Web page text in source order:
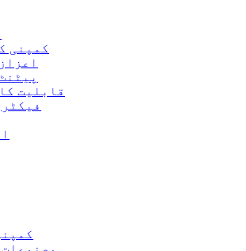
کمپنی
قابلیت
مصنوعات